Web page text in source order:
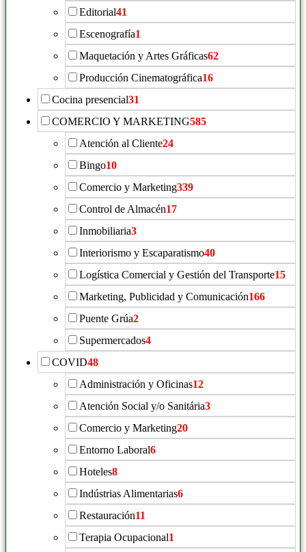
Editorial41
Escenografía1
Maquetación y Artes Gráficas62
Producción Cinematográfica16
Cocina presencial31
COMERCIO Y MARKETING585
Atención al Cliente24
Bingo10
Comercio y Marketing339
Control de Almacén17
Inmobiliaria3
Interiorismo y Escaparatismo40
Logística Comercial y Gestión del Transporte15
Marketing, Publicidad y Comunicación166
Puente Grúa2
Supermercados4
COVID48
Administración y Oficinas12
Atención Social y/o Sanitária3
Comercio y Marketing20
Entorno Laboral6
Hoteles8
Indústrias Alimentarias6
Restauración11
Terapia Ocupacional1